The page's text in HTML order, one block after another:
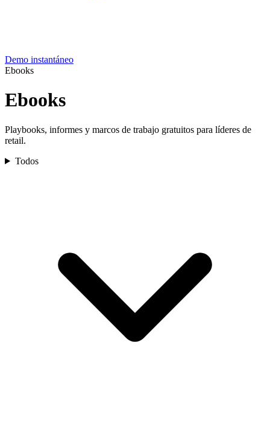
Demo instantáneo
Ebooks
Ebooks
Playbooks, informes y marcos de trabajo gratuitos para líderes de
retail.
Todos